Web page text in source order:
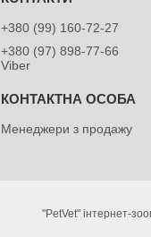
+380 (99) 160-72-27
+380 (97) 898-77-66
Viber
Менеджери з продажу